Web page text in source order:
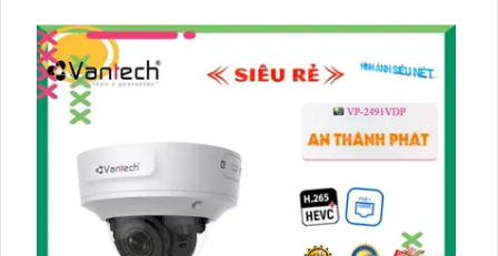
BCS. Camera cũng có hệ thống ổn định và chức năng
vượt trội với khả năng chống nước và chống lại thời tiết
xấu